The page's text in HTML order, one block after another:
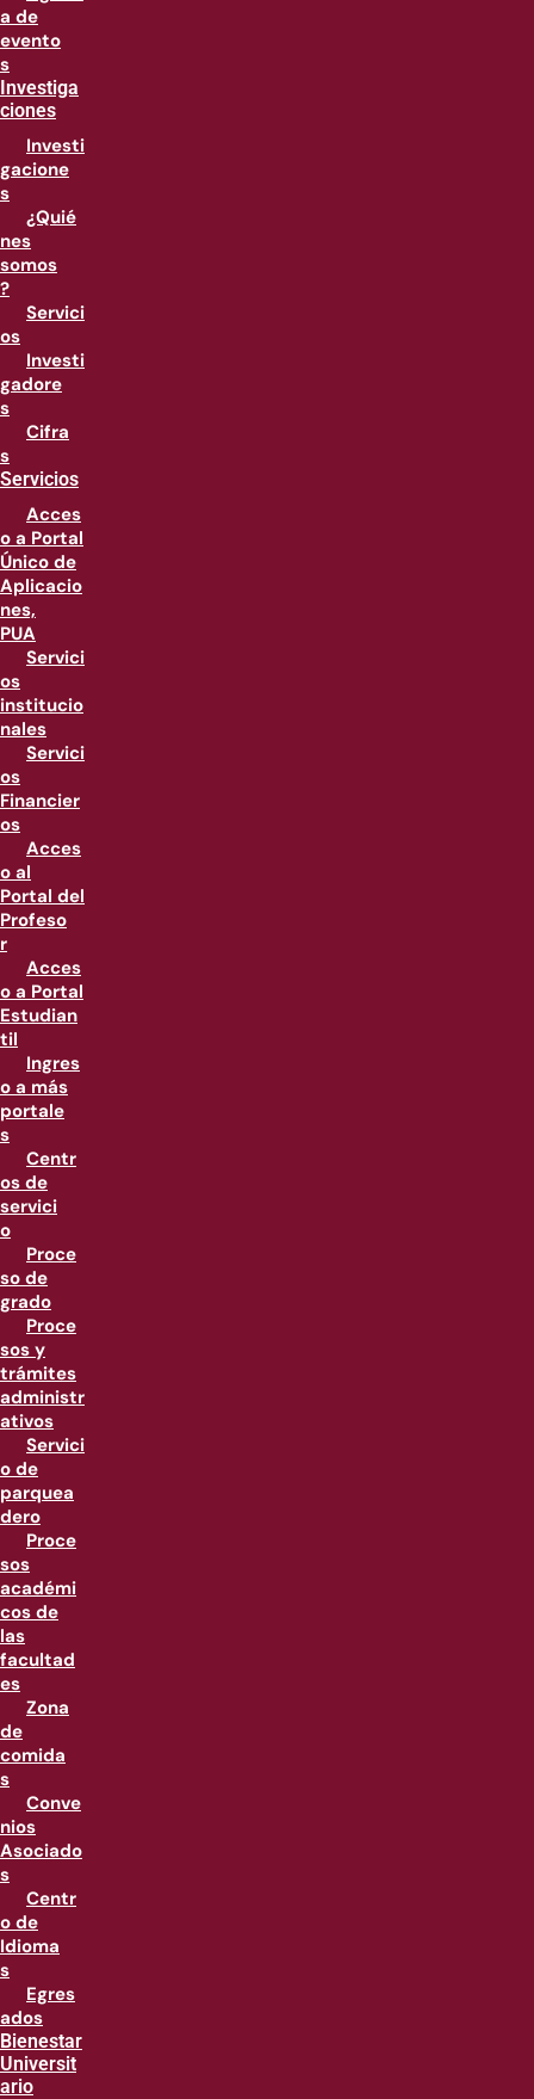
a de
evento
s
Investiga
ciones
Investi
gacione
s
¿Quié
nes
somos
?
Servici
os
Investi
gadore
s
Cifra
s
Servicios
Acces
o a Portal
Único de
Aplicacio
nes,
PUA
Servici
os
institucio
nales
Servici
os
Financier
os
Acces
o al
Portal del
Profeso
r
Acces
o a Portal
Estudian
til
Ingres
o a más
portale
s
Centr
os de
servici
o
Proce
so de
grado
Proce
sos y
trámites
administr
ativos
Servici
o de
parquea
dero
Proce
sos
académi
cos de
las
facultad
es
Zona
de
comida
s
Conve
nios
Asociado
s
Centr
o de
Idioma
s
Egres
ados
Bienestar
Universit
ario